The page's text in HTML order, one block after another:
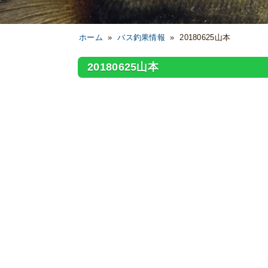
ホーム »バス釣果情報 » 20180625山本
20180625山本